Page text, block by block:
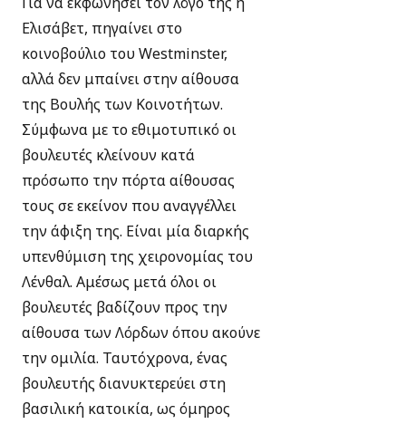
Ελισάβετ, πηγαίνει στο
κοινοβούλιο του Westminster,
αλλά δεν μπαίνει στην αίθουσα
της Βουλής των Κοινοτήτων.
Σύμφωνα με το εθιμοτυπικό οι
βουλευτές κλείνουν κατά
πρόσωπο την πόρτα αίθουσας
τους σε εκείνον που αναγγέλλει
την άφιξη της. Είναι μία διαρκής
υπενθύμιση της χειρονομίας του
Λένθαλ. Αμέσως μετά όλοι οι
βουλευτές βαδίζουν προς την
αίθουσα των Λόρδων όπου ακούνε
την ομιλία. Ταυτόχρονα, ένας
βουλευτής διανυκτερεύει στη
βασιλική κατοικία, ως όμηρος